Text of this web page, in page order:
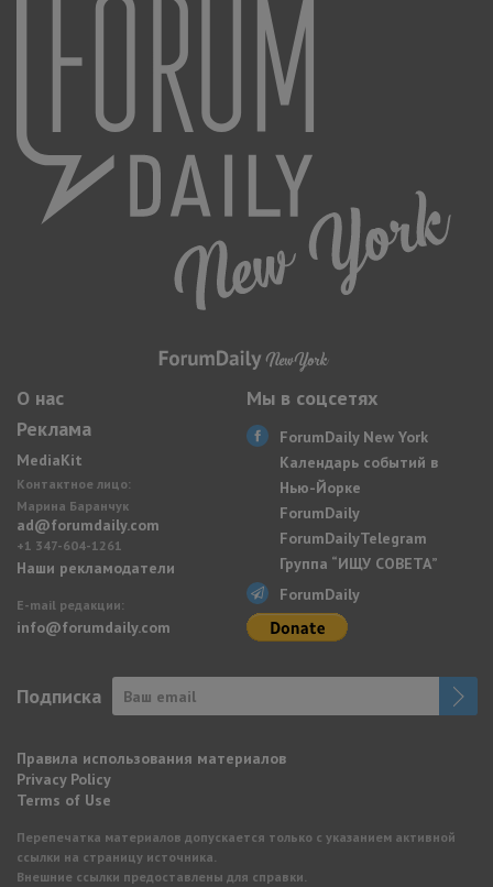
О нас
Реклама
MediaKit
Контактное лицо:
Марина Баранчук
ad@forumdaily.com
+1 347-604-1261
Наши рекламодатели
E-mail редакции:
info@forumdaily.com
Мы в соцсетях
ForumDaily New York
Календарь событий в
Нью-Йорке
ForumDaily
ForumDailyTelegram
Группа “ИЩУ СОВЕТА”
ForumDaily
Подписка
Правила использования материалов
Privacy Policy
Terms of Use
Перепечатка материалов допускается только с указанием активной
ссылки на страницу источника.
Внешние ссылки предоставлены для справки.